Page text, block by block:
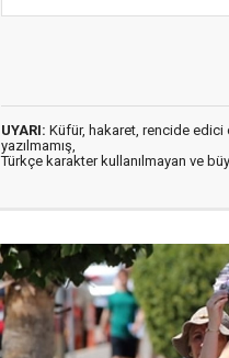
UYARI: Küfür, hakaret, rencide edici
yazılmamış,
Türkçe karakter kullanılmayan ve